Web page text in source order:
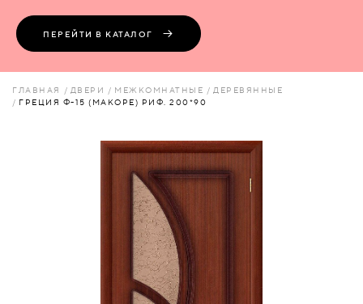
ПЕРЕГОРОДКИ
КОМПЛЕКТУЮЩИЕ
ПЕРЕЙТИ В КАТАЛОГ
ГЛАВНАЯ ДВЕРИ МЕЖКОМНАТНЫЕ
ДЕРЕВЯННЫЕ
ГРЕЦИЯ Ф-15 (МАКОРЕ) РИФ. 200*90